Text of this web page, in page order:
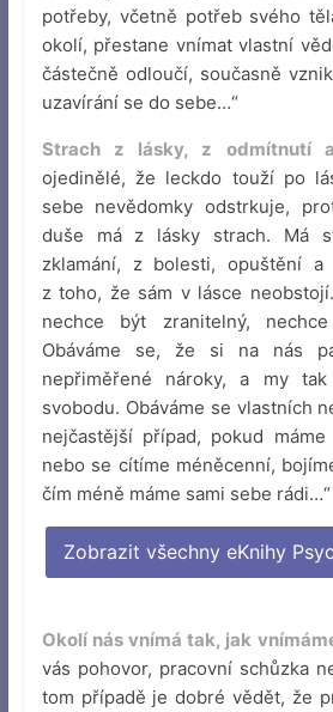
potřeby, včetně potřeb svého
okolí, přestane vnímat vlastní
částečně odloučí, současně
uzavírání se do sebe…“
Strach z lásky, z odmítnutí
ojedinělé, že leckdo touží po
sebe nevědomky odstrkuje,
duše má z lásky strach. Má
zklamání, z bolesti, opuštění a
z toho, že sám v lásce
nechce být zranitelný,
Obáváme se, že si na nás
nepřiměřené nároky, a my
svobodu. Obáváme se vlastních
nejčastější případ, pokud máme
nebo se cítíme méněcenní,
čím méně máme sami sebe rádi…“
Zobrazit všechny eKnihy
Okolí nás vnímá tak, jak
vás pohovor, pracovní schůzka
tom případě je dobré vědět, že